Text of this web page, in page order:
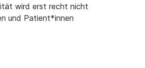
wird erst recht nicht
und Patient*innen